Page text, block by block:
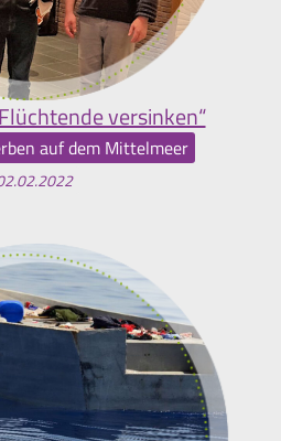
versinken“
auf dem Mittelmeer